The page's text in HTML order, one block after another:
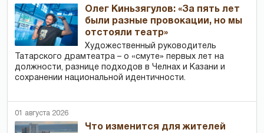
Олег Киньзягулов: «За пять лет
были разные провокации, но мы
отстояли театр»
Художественный руководитель
Татарского драмтеатра – о «смуте» первых лет на
должности, разнице подходов в Челнах и Казани и
сохранении национальной идентичности.
01 августа 2026
Что изменится для жителей